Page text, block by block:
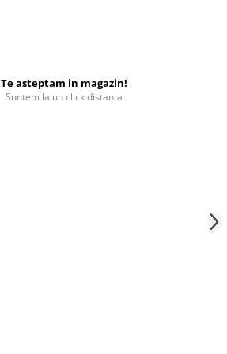
Te asteptam in magazin!
Suntem la un click distanta